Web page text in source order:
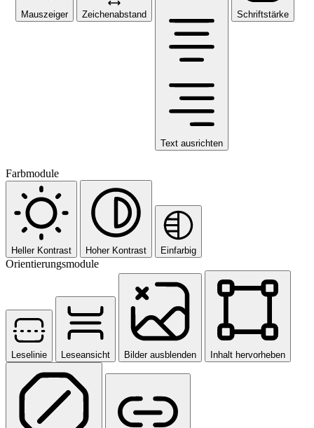
Mauszeiger Zeichenabstand
Text ausrichten
Schriftstärke
Farbmodule
Heller Kontrast Hoher Kontrast Einfarbig
Orientierungsmodule
Leselinie Leseansicht Bilder ausblenden Inhalt hervorheben